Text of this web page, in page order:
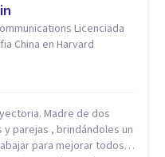
Licenciada
Filosofia China en Harvard
Madre de dos
para mejorar todos